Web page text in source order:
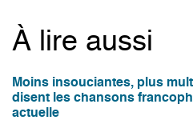
À lire aussi
Moins insouciantes, plus
disent les chansons
actuelle